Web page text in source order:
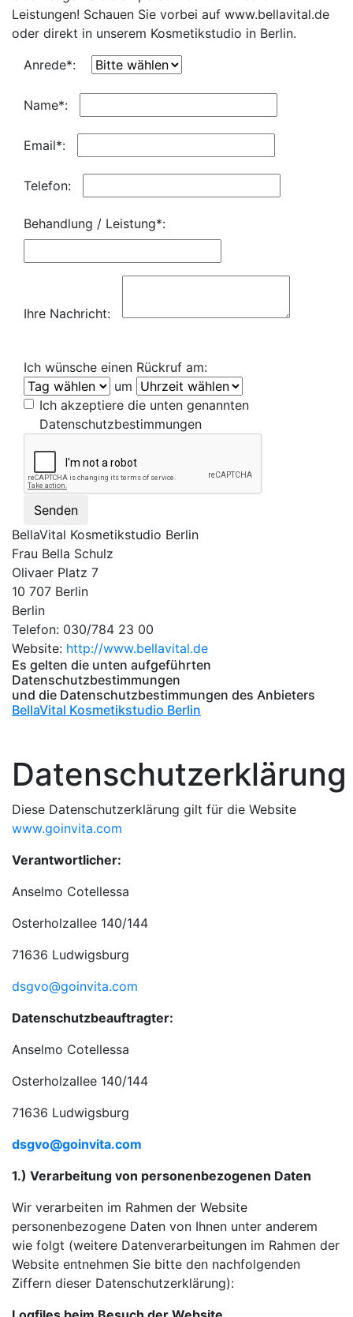
Leistungen! Schauen Sie vorbei auf www.bellavital.de
oder direkt in unserem Kosmetikstudio in Berlin.
Anrede*:
Name*:
Email*:
Telefon:
Behandlung / Leistung*:
Ihre Nachricht:
Ich wünsche einen Rückruf am:
um
Ich akzeptiere die unten genannten
Datenschutzbestimmungen
Senden
BellaVital Kosmetikstudio Berlin
Frau Bella Schulz
Olivaer Platz 7
10 707 Berlin
Berlin
Telefon: 030/784 23 00
Website: http://www.bellavital.de
Es gelten die unten aufgeführten
Datenschutzbestimmungen
und die Datenschutzbestimmungen des Anbieters
BellaVital Kosmetikstudio Berlin
Datenschutzerklärung
Diese Datenschutzerklärung gilt für die Website
www.goinvita.com
Verantwortlicher:
Anselmo Cotellessa
Osterholzallee 140/144
71636 Ludwigsburg
dsgvo@goinvita.com
Datenschutzbeauftragter:
Anselmo Cotellessa
Osterholzallee 140/144
71636 Ludwigsburg
dsgvo@goinvita.com
1.) Verarbeitung von personenbezogenen Daten
Wir verarbeiten im Rahmen der Website
personenbezogene Daten von Ihnen unter anderem
wie folgt (weitere Datenverarbeitungen im Rahmen der
Website entnehmen Sie bitte den nachfolgenden
Ziffern dieser Datenschutzerklärung):